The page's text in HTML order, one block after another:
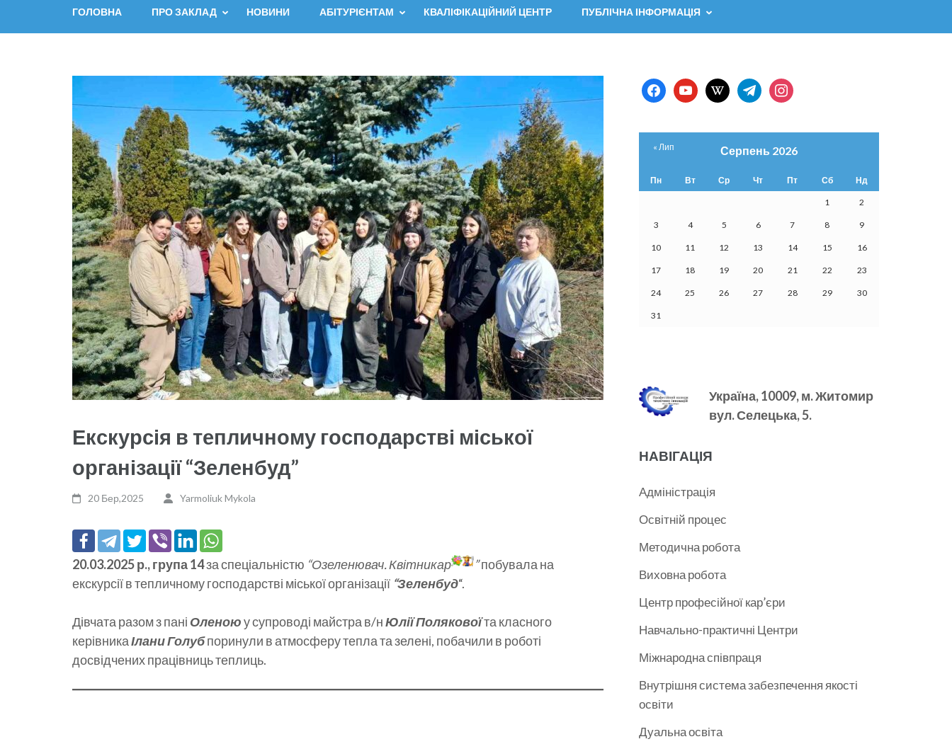
ГОЛОВНА ПРО ЗАКЛАД НОВИНИ АБІТУРІЄНТАМ КВАЛІФІКАЦІЙНИЙ ЦЕНТР ПУБЛІЧНА ІНФОРМАЦІЯ
Екскурсія в тепличному господарстві міської
організації “Зеленбуд”
20 Бер,2025 Yarmoliuk Mykola
20.03.2025 р., група 14за спеціальністю “Озеленювач. Квітникар ”побувала на
екскурсії в тепличному господарстві міської організації “Зеленбуд“.
Дівчата разом з пані Оленоюу супроводі майстра в/нЮлії Поляковоїта класного
керівникаІлани Голубпоринули в атмосферу тепла та зелені, побачили в роботі
досвідчених працівниць теплиць.
facebookyoutubewikipediatelegraminstagram
Серпень 2026
Пн Вт Ср Чт Пт Сб Нд
1 2
3 4 5 6 7 8 9
10 11 12 13 14 15 16
17 18 19 20 21 22 23
24 25 26 27 28 29 30
31
« Лип
Україна, 10009, м.Житомир
вул. Селецька, 5.
НАВІГАЦІЯ
Адміністрація
Освітній процес
Методична робота
Виховна робота
Центр професійної кар’єри
Навчально-практичні Центри
Міжнародна співпраця
Внутрішня система забезпечення якості
освіти
Дуальна освіта